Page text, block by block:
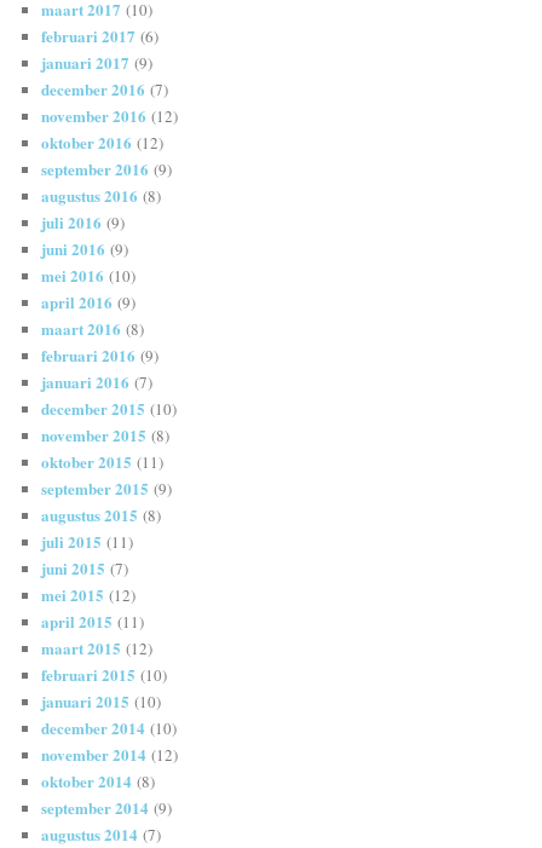
maart 2017 (10)
februari 2017 (6)
januari 2017 (9)
december 2016 (7)
november 2016 (12)
oktober 2016 (12)
september 2016 (9)
augustus 2016 (8)
juli 2016 (9)
juni 2016 (9)
mei 2016 (10)
april 2016 (9)
maart 2016 (8)
februari 2016 (9)
januari 2016 (7)
december 2015 (10)
november 2015 (8)
oktober 2015 (11)
september 2015 (9)
augustus 2015 (8)
juli 2015 (11)
juni 2015 (7)
mei 2015 (12)
april 2015 (11)
maart 2015 (12)
februari 2015 (10)
januari 2015 (10)
december 2014 (10)
november 2014 (12)
oktober 2014 (8)
september 2014 (9)
augustus 2014 (7)